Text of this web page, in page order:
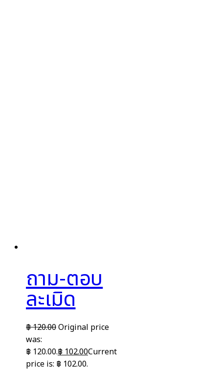
ถาม-ตอบ
ละเมิด
฿120.00Original price
was:
฿ 120.00.฿102.00Current
price is: ฿ 102.00.